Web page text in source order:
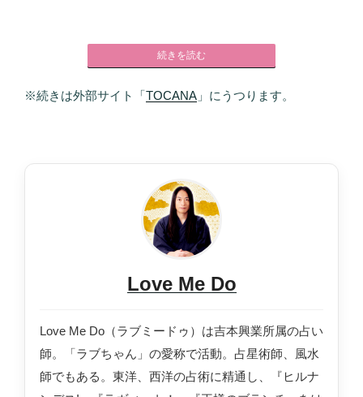
続きを読む
※続きは外部サイト「TOCANA 」にうつります。
Love Me Do
Love Me Do（ラブミードゥ）は吉本興業所属の占い
師。「ラブちゃん」の愛称で活動。占星術師、風水
師でもある。東洋、西洋の占術に精通し、『ヒルナ